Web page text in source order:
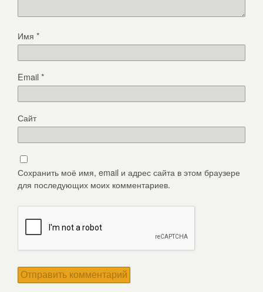
Имя *
Email*
Сайт
Сохранить моё имя, email и адрес сайта в этом браузере
для последующих моих комментариев.